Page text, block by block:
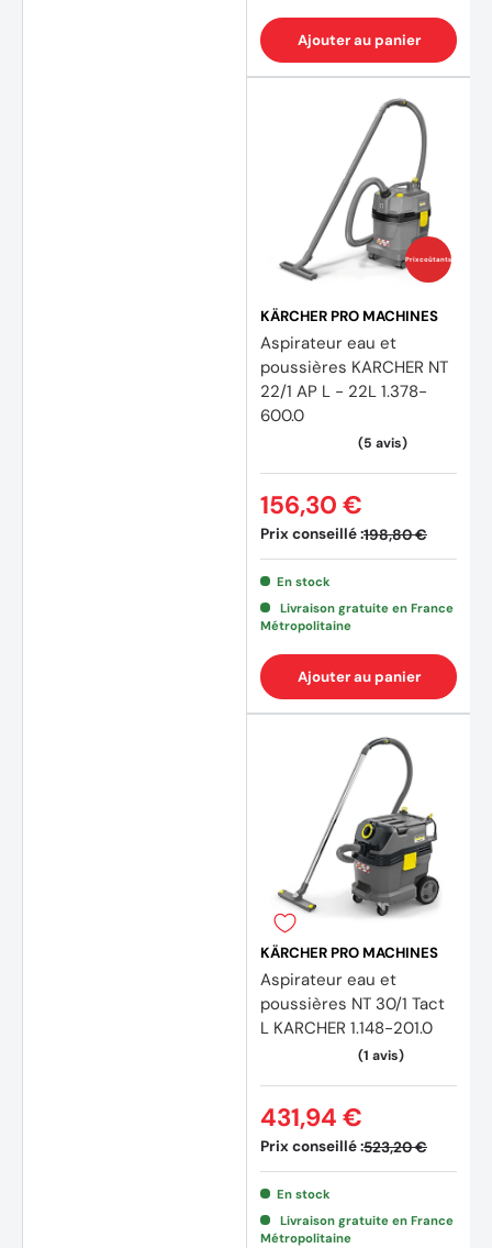
Ajouter au panier
Prix coûtants
KÄRCHER PRO MACHINES
Aspirateur eau et
poussières KARCHER NT
22/1 AP L - 22L 1.378-
600.0
Prix conseillé :198,80 €
156,30 €
En stock
Livraison gratuite en France
Métropolitaine
Ajouter au panier
KÄRCHER PRO MACHINES
Aspirateur eau et
poussières NT 30/1 Tact
L KARCHER 1.148-201.0
Prix conseillé :523,20 €
431,94 €
En stock
Livraison gratuite en France
Métropolitaine